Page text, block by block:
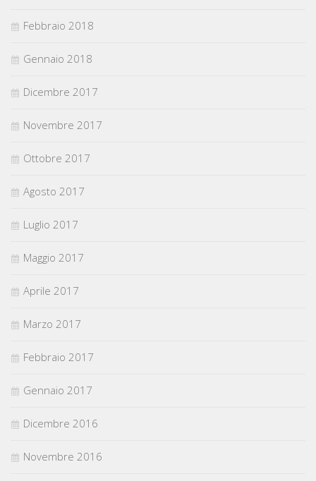
Febbraio 2018
Gennaio 2018
Dicembre 2017
Novembre 2017
Ottobre 2017
Agosto 2017
Luglio 2017
Maggio 2017
Aprile 2017
Marzo 2017
Febbraio 2017
Gennaio 2017
Dicembre 2016
Novembre 2016